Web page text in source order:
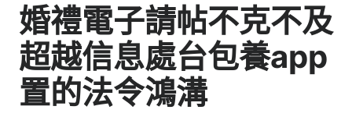
婚禮電子請帖不克不及
超越信息處台包養app
置的法令鴻溝